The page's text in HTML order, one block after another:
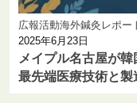
広報活動海外鍼灸レポー
2025年6月23日
メイプル名古屋が韓
最先端医療技術と製